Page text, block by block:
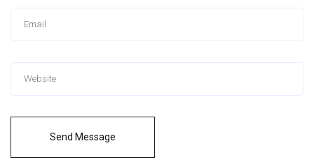
Send Message